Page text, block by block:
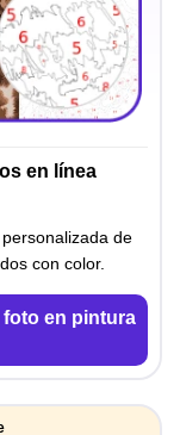
en línea
de
con color.
foto en pintura